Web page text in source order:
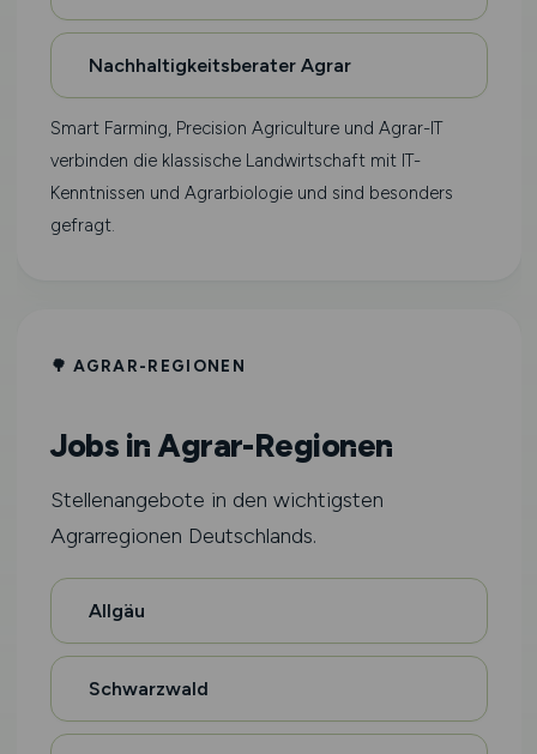
Nachhaltigkeitsberater Agrar
Smart Farming, Precision Agriculture und Agrar-IT
verbinden die klassische Landwirtschaft mit IT-
Kenntnissen und Agrarbiologie und sind besonders
gefragt.
🌳 AGRAR-REGIONEN
Jobs in Agrar-Regionen
Stellenangebote in den wichtigsten
Agrarregionen Deutschlands.
Allgäu
Schwarzwald